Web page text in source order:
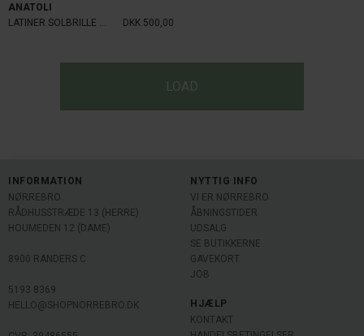
ANATOLI
DKK 500,00
LOAD
INFORMATION
NØRREBRO
RÅDHUSSTRÆDE 13 (HERRE)
HOUMEDEN 12 (DAME)
8900 RANDERS C
5193 8369
HELLO@SHOPNORREBRO.DK
NYTTIG INFO
VI ER NØRREBRO
ÅBNINGSTIDER
UDSALG
SE BUTIKKERNE
GAVEKORT
JOB
HJÆLP
KONTAKT